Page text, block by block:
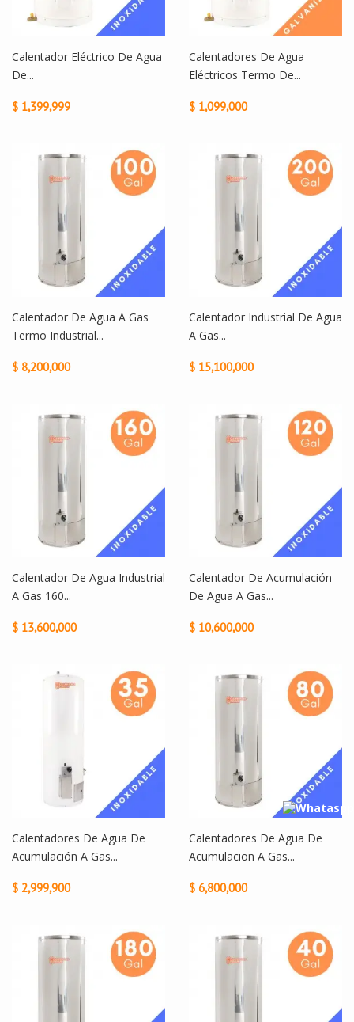
Calentador Eléctrico De Agua
De...
$ 1,399,999
Calentadores De Agua
Eléctricos Termo De...
$ 1,099,000
Calentador De Agua A Gas
Termo Industrial...
$ 8,200,000
Calentador Industrial De Agua
A Gas...
$ 15,100,000
Calentador De Agua Industrial
A Gas 160...
$ 13,600,000
Calentador De Acumulación
De Agua A Gas...
$ 10,600,000
Calentadores De Agua De
Acumulación A Gas...
$ 2,999,900
Calentadores De Agua De
Acumulacion A Gas...
$ 6,800,000